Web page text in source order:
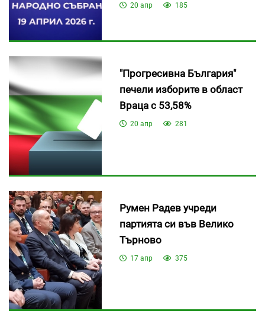
20 апр 185
"Прогресивна България"
печели изборите в област
Враца с 53,58%
20 апр 281
Румен Радев учреди
партията си във Велико
Търново
17 апр 375